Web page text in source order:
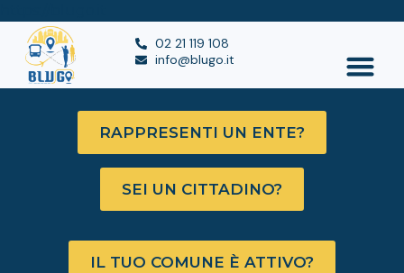
02 21 119 108
info@blugo.it
RAPPRESENTI UN ENTE?
SEI UN CITTADINO?
IL TUO COMUNE È ATTIVO?